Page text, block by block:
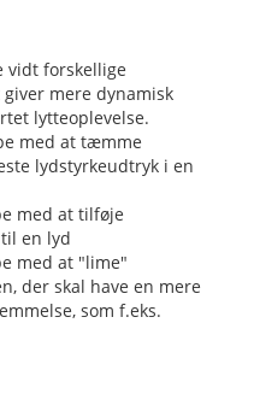
vidt forskellige
mere dynamisk
lytteoplevelse.
med at tæmme
lydstyrkeudtryk i en
med at tilføje
en lyd
med at "lime"
der skal have en mere
som f.eks.